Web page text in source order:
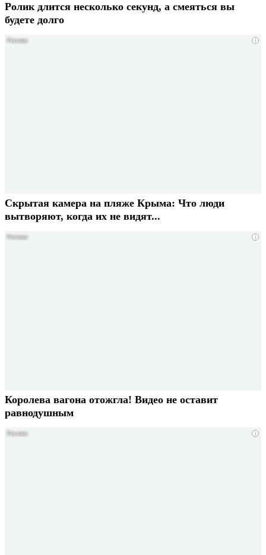
Ролик длится несколько секунд, а смеяться вы
будете долго
i
Скрытая камера на пляже Крыма: Что люди
вытворяют, когда их не видят...
i
Королева вагона отожгла! Видео не оставит
равнодушным
i